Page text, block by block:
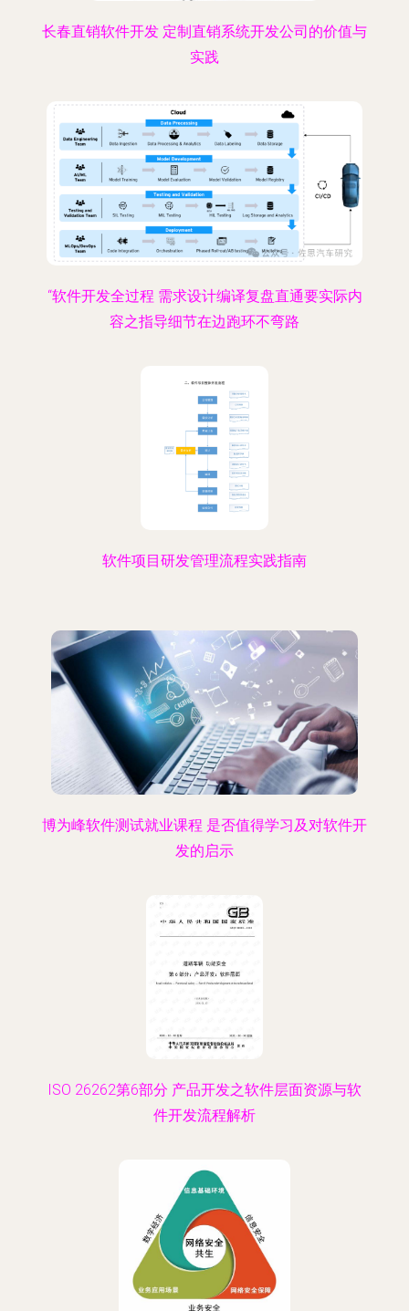
长春直销软件开发 定制直销系统开发公司的价值与
实践
“软件开发全过程 需求设计编译复盘直通要实际内
容之指导细节在边跑环不弯路
软件项目研发管理流程实践指南
博为峰软件测试就业课程 是否值得学习及对软件开
发的启示
ISO 26262第6部分 产品开发之软件层面资源与软
件开发流程解析